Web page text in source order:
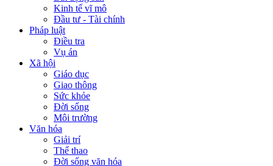
Kinh tế vĩ mô
Đầu tư - Tài chính
Pháp luật
Điều tra
Vụ án
Xã hội
Giáo dục
Giao thông
Sức khỏe
Đời sống
Môi trường
Văn hóa
Giải trí
Thể thao
Đời sống văn hóa